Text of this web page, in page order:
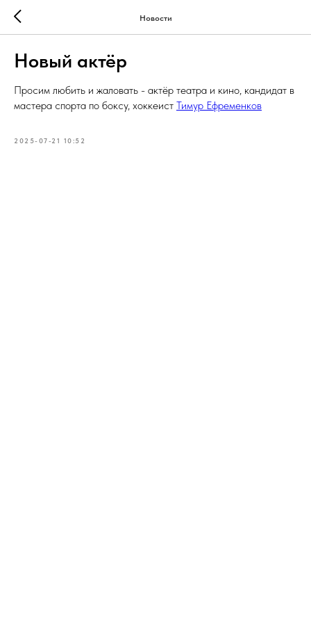
Новости
Новый актёр
Просим любить и жаловать - актёр театра и кино, кандидат в
мастера спорта по боксу, хоккеист Тимур Ефременков
2025-07-21 10:52